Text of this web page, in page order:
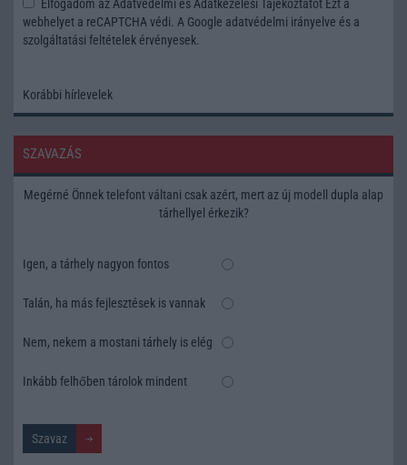
Elfogadom az Adatvédelmi és Adatkezelési Tájékoztatót Ezt a
webhelyet a reCAPTCHA védi. A Google adatvédelmi irányelve és a
szolgáltatási feltételek érvényesek.
Korábbi hírlevelek
SZAVAZÁS
Megérné Önnek telefont váltani csak azért, mert az új modell dupla alap
tárhellyel érkezik?
Igen, a tárhely nagyon fontos
Talán, ha más fejlesztések is vannak
Nem, nekem a mostani tárhely is elég
Inkább felhőben tárolok mindent